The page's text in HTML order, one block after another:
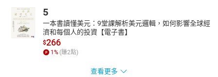
5
一本書讀懂美元：9堂課解析美元邏輯，如何影響全球經
濟和每個人的投資【電子書】
$266
1 % (賺2點)
查看更多